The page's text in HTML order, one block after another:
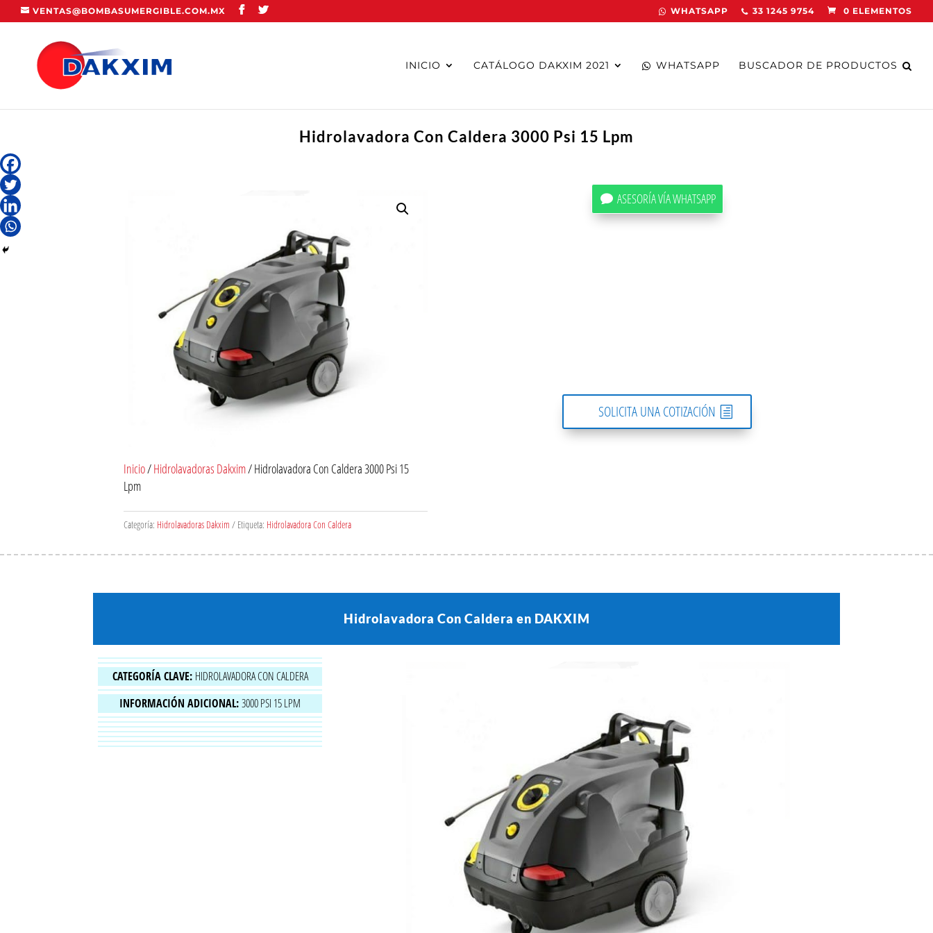
VENTAS@BOMBASUMERGIBLE.COM.MX WHATSAPP 33 1245 9754 0 ELEMENTOS
INICIO CATÁLOGO DAKXIM 2021 WHATSAPP BUSCADOR DE PRODUCTOS
Hidrolavadora Con Caldera 3000 Psi 15 Lpm
Inicio/Hidrolavadoras Dakxim/ Hidrolavadora Con Caldera 3000 Psi 15
Lpm
Categoría: Hidrolavadoras Dakxim Etiqueta: Hidrolavadora Con Caldera
ASESORÍA VÍA WHATSAPP
SOLICITA UNA COTIZACIÓN
Hidrolavadora Con Caldera en DAKXIM
CATEGORÍA CLAVE: HIDROLAVADORA CON CALDERA
INFORMACIÓN ADICIONAL:3000 PSI 15 LPM